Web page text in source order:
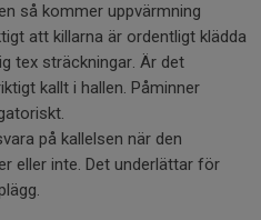
så kommer uppvärmning
att killarna är ordentligt klädda
tex sträckningar. Är det
kallt i hallen. Påminner
på kallelsen när den
eller inte. Det underlättar för